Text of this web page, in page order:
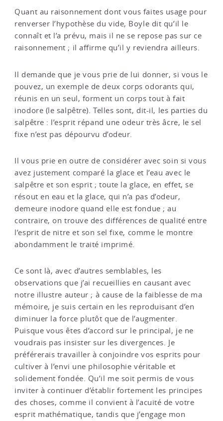
Quant au raisonnement dont vous faites usage pour
renverser l’hypothèse du vide, Boyle dit qu’il le
connaît et l’a prévu, mais il ne se repose pas sur ce
raisonnement ; il affirme qu’il y reviendra ailleurs.
Il demande que je vous prie de lui donner, si vous le
pouvez, un exemple de deux corps odorants qui,
réunis en un seul, forment un corps tout à fait
inodore (le salpêtre). Telles sont, dit-il, les parties du
salpêtre : l’esprit répand une odeur très âcre, le sel
fixe n’est pas dépourvu d’odeur.
Il vous prie en outre de considérer avec soin si vous
avez justement comparé la glace et l’eau avec le
salpêtre et son esprit ; toute la glace, en effet, se
résout en eau et la glace, qui n’a pas d’odeur,
demeure inodore quand elle est fondue ; au
contraire, on trouve des différences de qualité entre
l’esprit de nitre et son sel fixe, comme le montre
abondamment le traité imprimé.
Ce sont là, avec d’autres semblables, les
observations que j’ai recueillies en causant avec
notre illustre auteur ; à cause de la faiblesse de ma
mémoire, je suis certain en les reproduisant d’en
diminuer la force plutôt que de l’augmenter.
Puisque vous êtes d’accord sur le principal, je ne
voudrais pas insister sur les divergences. Je
préférerais travailler à conjoindre vos esprits pour
cultiver à l’envi une philosophie véritable et
solidement fondée. Qu’il me soit permis de vous
inviter à continuer d’établir fortement les principes
des choses, comme il convient à l’acuité de votre
esprit mathématique, tandis que j’engage mon